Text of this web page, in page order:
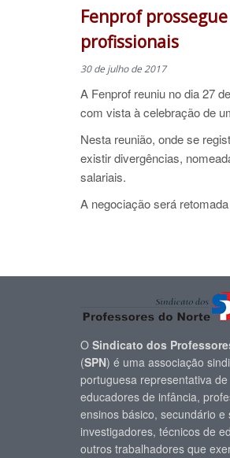
Fenprof prossegue
profissionais
30 de julho de 2017
A Fenprof reuniu no dia 27
com vista à celebração de
Nesta reunião, onde se
existir divergências,
salariais.
A negociação será
O Sindicato dos
(SPN) é uma associação
portuguesa representativa de
educadores de infância,
ensinos básico, secundário e
investigadores, técnicos de
outros trabalhadores que